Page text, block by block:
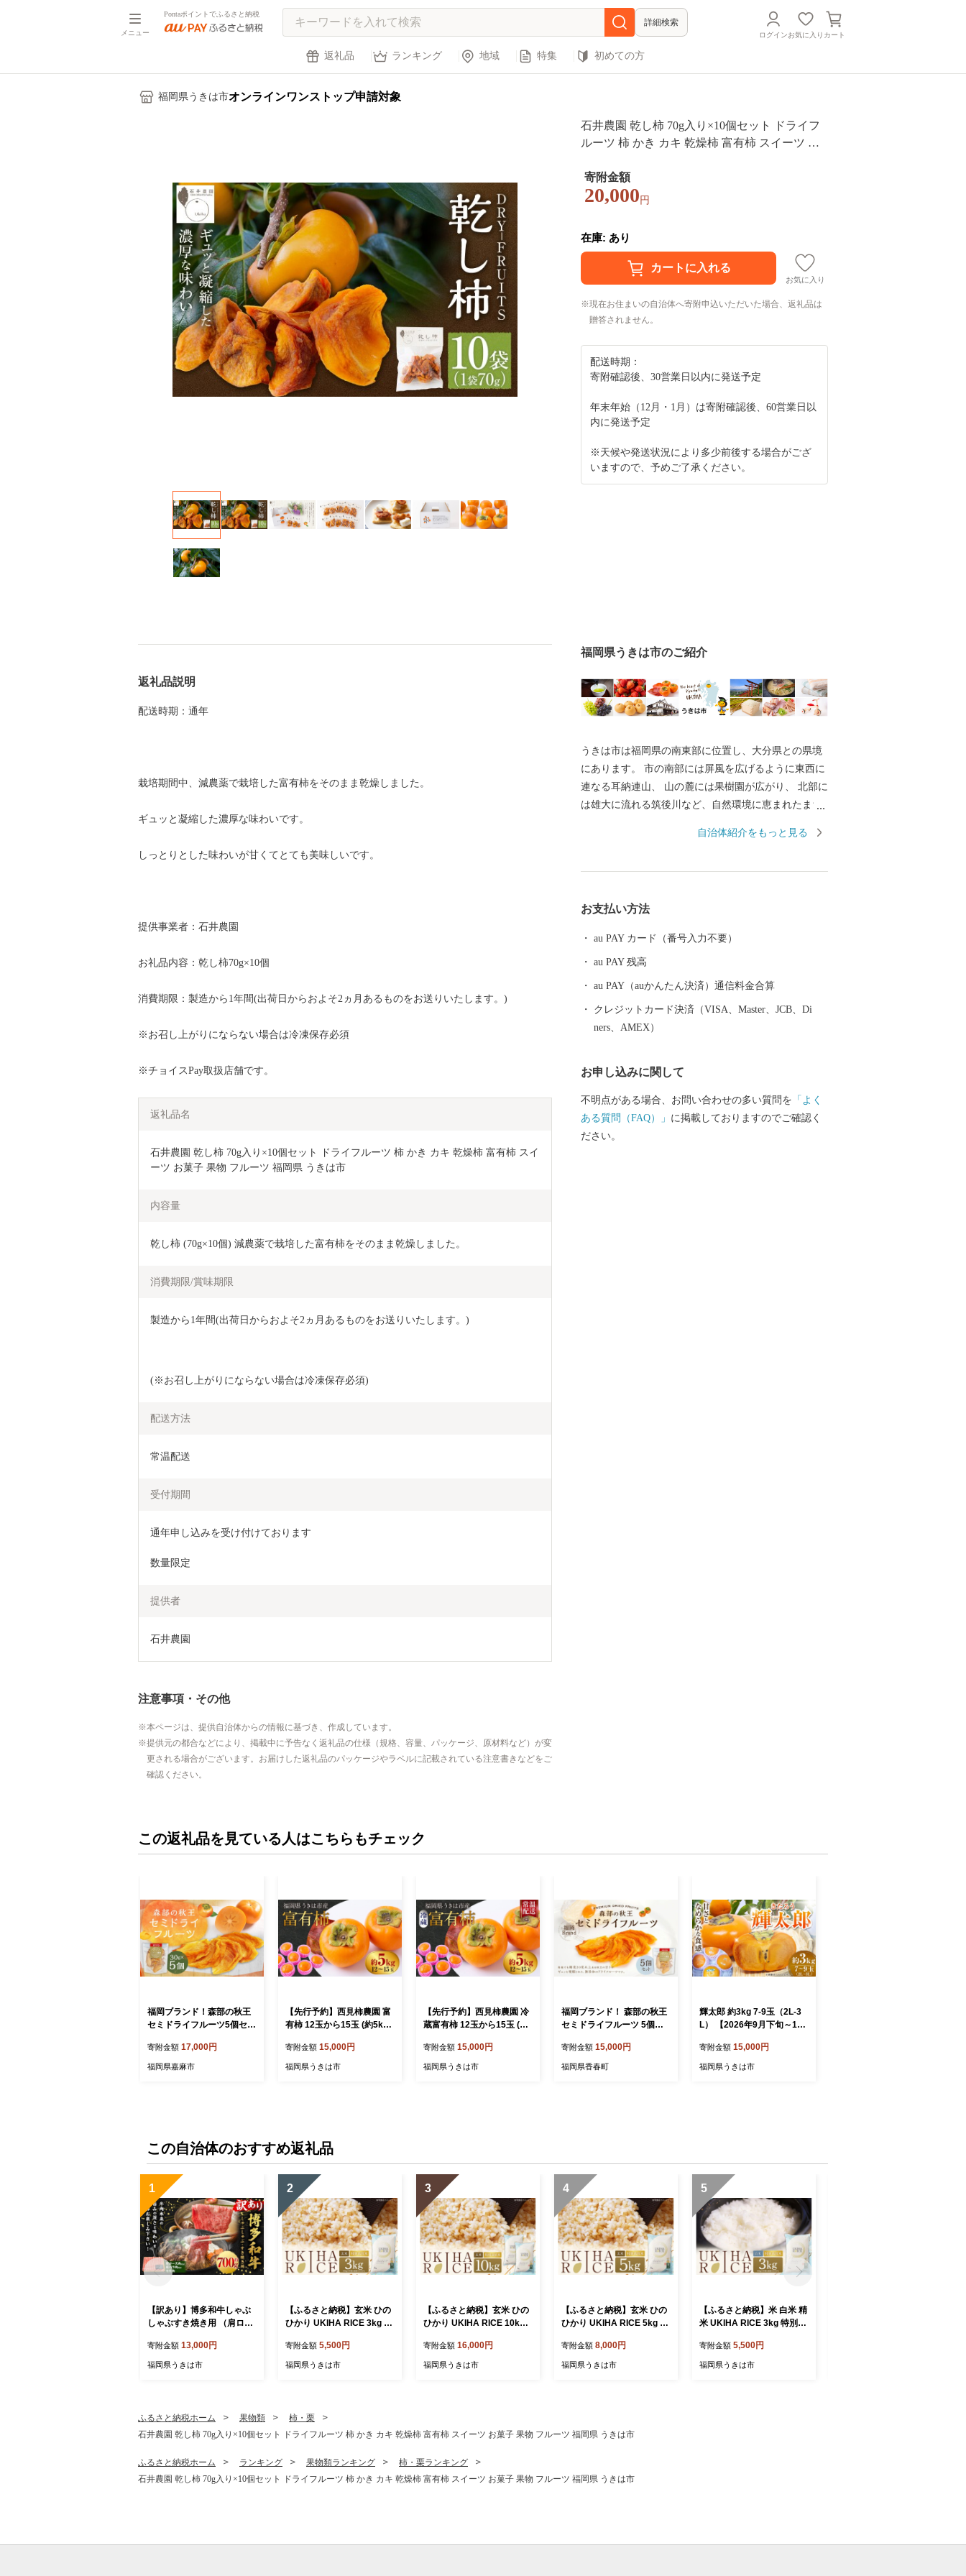
メニュー
Pontaポイントでふるさと納税
詳細検索
ログインお気に入り カート
返礼品 ランキング 地域 特集 初めての方
福岡県うきは市オンラインワンストップ申請対象
石井農園 乾し柿 70g入り×10個セット ドライフ
ルーツ 柿 かき カキ 乾燥柿 富有柿 スイーツ お
寄附金額
20,000 円
在庫: あり
お気に入り
現在お住まいの自治体へ寄附申込いただいた場合、返礼品は
贈答されません。
配送時期：
寄附確認後、30営業日以内に発送予定
年末年始（12月・1月）は寄附確認後、60営業日以
内に発送予定
※天候や発送状況により多少前後する場合がござ
いますので、予めご了承ください。
返礼品説明
配送時期：通年
栽培期間中、減農薬で栽培した富有柿をそのまま乾燥しました。
ギュッと凝縮した濃厚な味わいです。
しっとりとした味わいが甘くてとても美味しいです。
提供事業者：石井農園
お礼品内容：乾し柿70g×10個
消費期限：製造から1年間(出荷日からおよそ2ヵ月あるものをお送りいたします。)
※お召し上がりにならない場合は冷凍保存必須
※チョイスPay取扱店舗です。
返礼品名
石井農園 乾し柿 70g入り×10個セット ドライフルーツ 柿 かき カキ 乾燥柿 富有柿 スイ
ーツ お菓子 果物 フルーツ 福岡県 うきは市
内容量
乾し柿 (70g×10個) 減農薬で栽培した富有柿をそのまま乾燥しました。
消費期限/賞味期限
製造から1年間(出荷日からおよそ2ヵ月あるものをお送りいたします。)
(※お召し上がりにならない場合は冷凍保存必須)
配送方法
常温配送
受付期間
通年申し込みを受け付けております
数量限定
提供者
石井農園
注意事項・その他
本ページは、提供自治体からの情報に基づき、作成しています。
提供元の都合などにより、掲載中に予告なく返礼品の仕様（規格、容量、パッケージ、原材料など）が変
更される場合がございます。お届けした返礼品のパッケージやラベルに記載されている注意書きなどをご
確認ください。
福岡県うきは市のご紹介
うきは市は福岡県の南東部に位置し、大分県との県境
にあります。 市の南部には屏風を広げるように東西に
連なる耳納連山、 山の麓には果樹園が広がり、 北部に
は雄大に流れる筑後川など、自然環境に恵まれたまち
として賑わい、 農産物で財を成した豪商たちによって
麺、ラーメン、お菓子をはじめとする食品やガーゼ製
品、寝具用品（パシーマ）、本棕櫚箒、木工品、陶芸
果物（ぶどう・梨・柿・いちじく・桃・いちご）、パ
シーマは特に人気の商品です!
自治体紹介をもっと見る
お支払い方法
au PAY カード（番号入力不要）
au PAY 残高
au PAY（auかんたん決済）通信料金合算
クレジットカード決済（VISA、Master、JCB、Di
ners、AMEX）
お申し込みに関して
不明点がある場合、お問い合わせの多い質問を 「よく
ある質問（FAQ）」 に掲載しておりますのでご確認く
ださい。
この返礼品を見ている人はこちらもチェック
福岡ブランド！森部の秋王
セミドライフルーツ5個セッ
物 くだもの スイーツ
寄附金額 17,000円
福岡県嘉麻市
【先行予約】西見柿農園 富
有柿 12玉から15玉 (約5kg)
旬発送予定】 柿 かき カキ
果物 くだもの フルーツ 果
寄附金額 15,000円
福岡県うきは市
【先行予約】西見柿農園 冷
蔵富有柿 12玉から15玉 (約
27年1月下旬発送予定】 柿
かき カキ 果物 くだもの フ
寄附金額 15,000円
福岡県うきは市
福岡ブランド！ 森部の秋王
セミドライフルーツ 5個セ
秋王 セミドライ
寄附金額 15,000円
福岡県香春町
輝太郎 約3kg 7-9玉（2L-3
L） 【2026年9月下旬～10
柿 かき 果物 くだもの フル
ーツ 福岡県 うきは市
寄附金額 15,000円
福岡県うきは市
この自治体のおすすめ返礼品
1
【訳あり】博多和牛しゃぶ
しゃぶすき焼き用 （肩ロー
700g 肉 牛肉 牛 和牛 国産牛
しゃぶしゃぶ すき焼き 肩ロ
寄附金額 13,000円
福岡県うきは市
2
【ふるさと納税】玄米 ひの
ひかり UKIHA RICE 3kg 特
年産 米 こめ ご飯 コメ ごは
ん ヘルシー 送料無料 国産
株式会社みずほファーム
寄附金額 5,500円
福岡県うきは市
3
【ふるさと納税】玄米 ひの
ひかり UKIHA RICE 10kg
ノヒカリ 令和7年産 米 こめ
ご飯 コメ ごはん ヘルシー
寄附金額 16,000円
福岡県うきは市
4
【ふるさと納税】玄米 ひの
ひかり UKIHA RICE 5kg 特
年産 米 こめ ご飯 コメ ごは
ん ヘルシー 送料無料 国産
寄附金額 8,000円
福岡県うきは市
5
【ふるさと納税】米 白米 精
米 UKIHA RICE 3kg 特別栽
こめ ご飯 コメ ごはん 送料
無料 国産 国産米 福岡 返礼
寄附金額 5,500円
福岡県うきは市
ふるさと納税ホーム 果物類
柿・栗
石井農園 乾し柿 70g入り×10個セット ドライフルーツ 柿 かき カキ 乾燥柿 富有柿 スイーツ お菓子 果物 フルーツ 福岡県 うきは市
ふるさと納税ホーム ランキング 果物類ランキング
柿・栗ランキング
石井農園 乾し柿 70g入り×10個セット ドライフルーツ 柿 かき カキ 乾燥柿 富有柿 スイーツ お菓子 果物 フルーツ 福岡県 うきは市